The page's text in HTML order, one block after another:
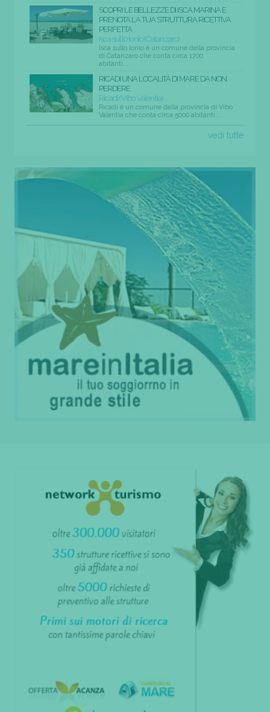
SCOPRI LE BELLEZZE DI ISCA MARINA E
PRENOTA LA TUA STRUTTURA RICETTIVA
PERFETTA
Isca sullo Ionio (Catanzaro)
Isca sullo Ionio è un comune della provincia
di Catanzaro che conta circa 1700
abitanti....
RICADI UNA LOCALITÀ DI MARE DA NON
PERDERE
Ricadi (Vibo Valentia)
Ricadi è un comune della provincia di Vibo
Valentia che conta circa 5000 abitanti....
vedi tutte